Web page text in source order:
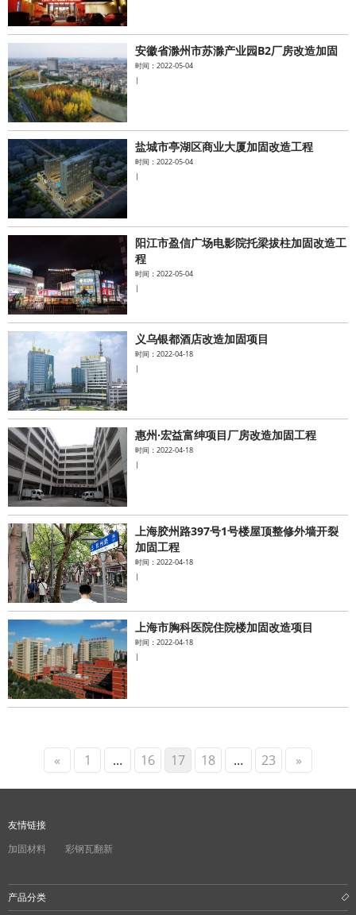
安徽省滁州市苏滁产业园B2厂房改造加固
时间：2022-05-04
|
盐城市亭湖区商业大厦加固改造工程
时间：2022-05-04
|
阳江市盈信广场电影院托梁拔柱加固改造工
程
时间：2022-05-04
|
义乌银都酒店改造加固项目
时间：2022-04-18
|
惠州·宏益富绅项目厂房改造加固工程
时间：2022-04-18
|
上海胶州路397号1号楼屋顶整修外墙开裂
加固工程
时间：2022-04-18
|
上海市胸科医院住院楼加固改造项目
时间：2022-04-18
|
« 1 ... 16 17 18 ... 23 »
友情链接
加固材料
彩钢瓦翻新
产品分类